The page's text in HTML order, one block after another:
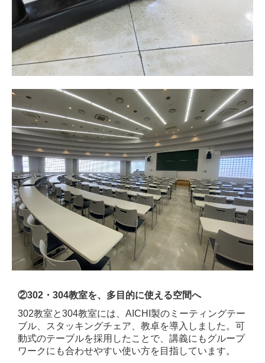
②302・304教室を、多目的に使える空間へ
302教室と304教室には、AICHI製のミーティングテー
ブル、スタッキングチェア、教卓を導入しました。可
動式のテーブルを採用したことで、講義にもグループ
ワークにも合わせやすい使い方を目指しています。